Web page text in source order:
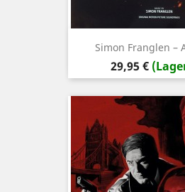
Simon Franglen –
Preis
29,95 €